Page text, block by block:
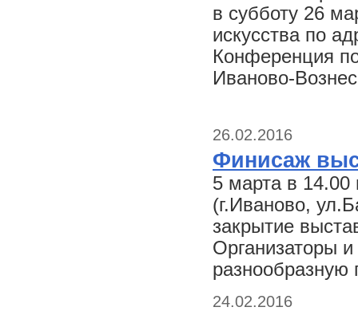
в субботу 26
искусства по
Конференция
Иваново-
26.02.2016
Финисаж
5 марта в 14.00
(г.Иваново,
закрытие
Организаторы
24.02.2016